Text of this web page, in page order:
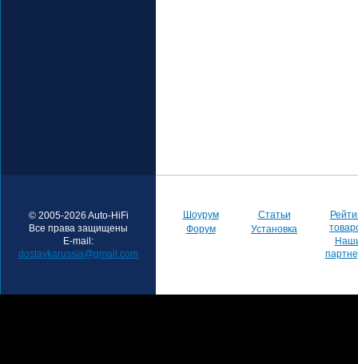
© 2005-2026 Auto-HiFi
Все права защищены
E-mail:
dostavkarussia@gmail.com
Шоурум
Форум
Статьи
Установка